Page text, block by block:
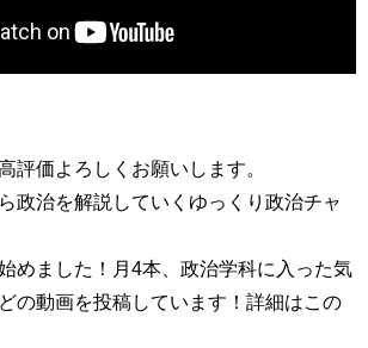
評価よろしくお願いします。
政治を解説していくゆっくり政治チャ
めました！月4本、政治学科に入った気
の動画を投稿しています！詳細はこの